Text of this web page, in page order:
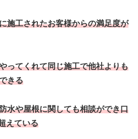
施工されたお客様からの満足度が
ってくれて同じ施工で他社よりも
きる
水や屋根に関しても相談ができ口
えている